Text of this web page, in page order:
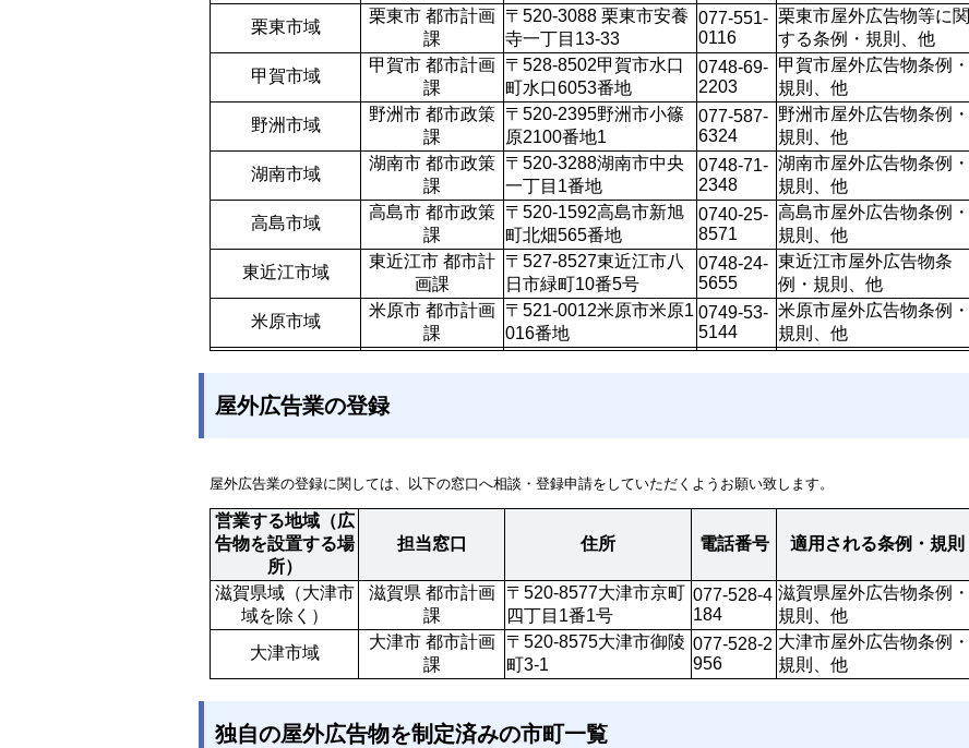
栗東市域
栗東市 都市計画
課
〒520-3088 栗東市安養
寺一丁目13-33
077-551-
0116
栗東市屋外広告物等に関
する条例・規則、他
甲賀市域
甲賀市 都市計画
課
〒528-8502甲賀市水口
町水口6053番地
0748-69-
2203
甲賀市屋外広告物条例・
規則、他
野洲市域
野洲市 都市政策
課
〒520-2395野洲市小篠
原2100番地1
077-587-
6324
野洲市屋外広告物条例・
規則、他
湖南市域
湖南市 都市政策
課
〒520-3288湖南市中央
一丁目1番地
0748-71-
2348
湖南市屋外広告物条例・
規則、他
高島市域
高島市 都市政策
課
〒520-1592高島市新旭
町北畑565番地
0740-25-
8571
高島市屋外広告物条例・
規則、他
東近江市域
東近江市 都市計
画課
〒527-8527東近江市八
日市緑町10番5号
0748-24-
5655
東近江市屋外広告物条
例・規則、他
米原市域
米原市 都市計画
課
〒521-0012米原市米原1
016番地
0749-53-
5144
米原市屋外広告物条例・
規則、他
屋外広告業の登録
屋外広告業の登録に関しては、以下の窓口へ相談・登録申請をしていただくようお願い致します。
営業する地域（広
告物を設置する場
所）
担当窓口 住所 電話番号 適用される条例・規則
滋賀県域（大津市
域を除く）
滋賀県 都市計画
課
〒520-8577大津市京町
四丁目1番1号
077-528-4
184
滋賀県屋外広告物条例・
規則、他
大津市域
大津市 都市計画
課
〒520-8575大津市御陵
町3-1
077-528-2
956
大津市屋外広告物条例・
規則、他
独自の屋外広告物を制定済みの市町一覧